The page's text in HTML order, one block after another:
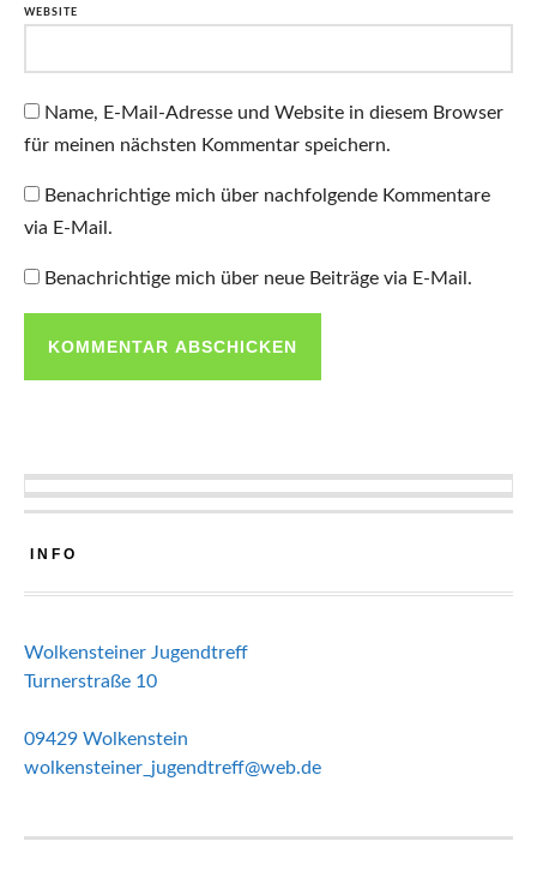
WEBSITE
Name, E-Mail-Adresse und Website in diesem Browser
für meinen nächsten Kommentar speichern.
Benachrichtige mich über nachfolgende Kommentare
via E-Mail.
Benachrichtige mich über neue Beiträge via E-Mail.
INFO
Wolkensteiner Jugendtreff
Turnerstraße 10
09429 Wolkenstein
wolkensteiner_jugendtreff@web.de